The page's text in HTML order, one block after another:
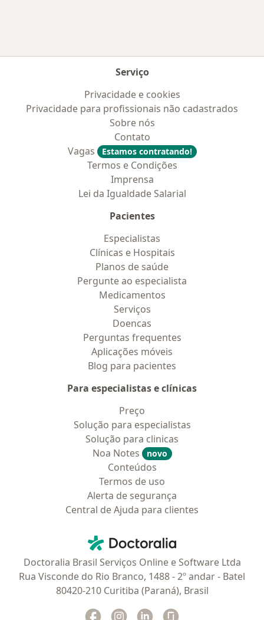
Serviço
Privacidade e cookies
Privacidade para profissionais não cadastrados
Sobre nós
Contato
Vagas
Estamos contratando!
Termos e Condições
Imprensa
Lei da Igualdade Salarial
Pacientes
Especialistas
Clínicas e Hospitais
Planos de saúde
Pergunte ao especialista
Medicamentos
Serviços
Doencas
Perguntas frequentes
Aplicações móveis
Blog para pacientes
Para especialistas e clínicas
Preço
Solução para especialistas
Solução para clinicas
Noa Notes
novo
Conteúdos
Termos de uso
Alerta de segurança
Central de Ajuda para clientes
Doctoralia - Homepage
Doctoralia Brasil Serviços Online e Software Ltda
Rua Visconde do Rio Branco, 1488 - 2º andar - Batel
80420-210 Curitiba (Paraná), Brasil
Facebook
abre num novo separador
Instagram
abre num novo separador
Linkedin
abre num novo